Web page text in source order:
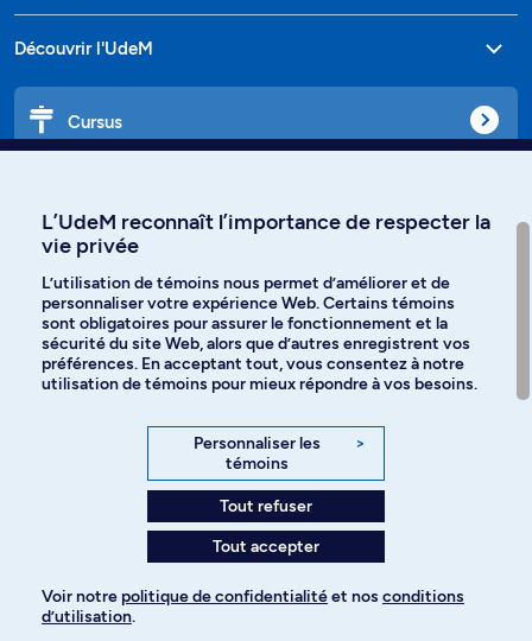
Découvrir l'UdeM
Cursus
Langues
Facebook Instagram
YouTube
Politique de confidentialité
L’UdeM reconnaît l’importance de respecter la
vie privée
L’utilisation de témoins nous permet d’améliorer et de
personnaliser votre expérience Web. Certains témoins
sont obligatoires pour assurer le fonctionnement et la
sécurité du site Web, alors que d’autres enregistrent vos
préférences. En acceptant tout, vous consentez à notre
utilisation de témoins pour mieux répondre à vos besoins.
Personnaliser les
témoins
>
Tout refuser
Tout accepter
Voir notre politique de confidentialitéet nos conditions
d’utilisation.